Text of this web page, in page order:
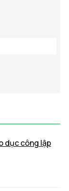
dục công lập